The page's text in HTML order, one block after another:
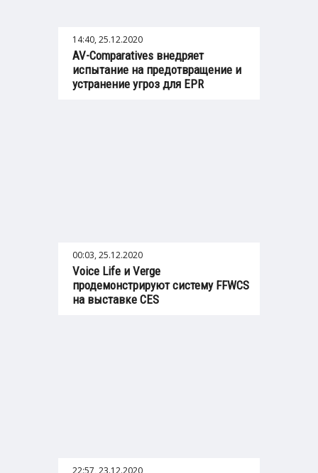
14:40, 25.12.2020
AV-Comparatives внедряет
испытание на предотвращение и
устранение угроз для EPR
00:03, 25.12.2020
Voice Life и Verge
продемонстрируют систему FFWCS
на выставке CES